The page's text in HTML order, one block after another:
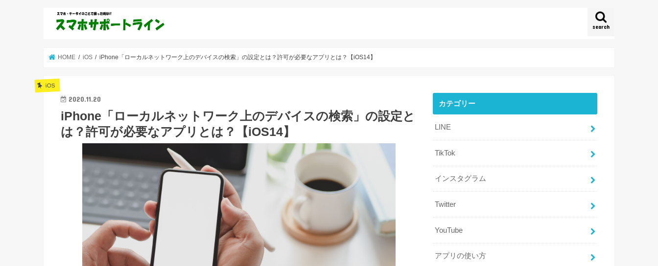
search
HOME iOS iPhone「ローカルネットワーク上のデバイスの検索」の設定とは？許可が必要なアプリとは？【iOS14】
iOS
2020.11.20
iPhone「ローカルネットワーク上のデバイスの検索」の設定と
は？許可が必要なアプリとは？【iOS14】
カテゴリー
LINE
TikTok
インスタグラム
Twitter
YouTube
アプリの使い方